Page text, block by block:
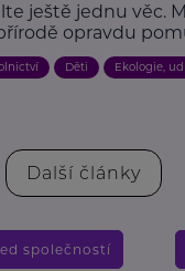
ještě jednu věc.
opravdu
Děti Ekologie,
Další články
společností